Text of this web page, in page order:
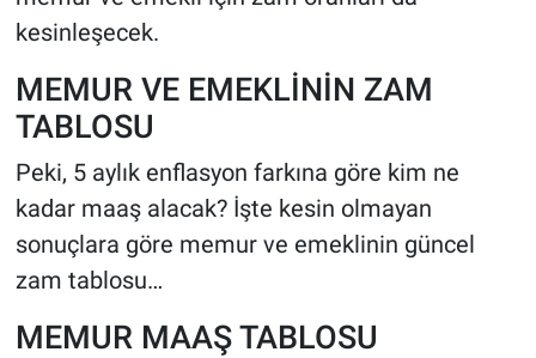
kesinleşecek.
MEMUR VE EMEKLİNİN ZAM
TABLOSU
Peki, 5 aylık enflasyon farkına göre kim ne
kadar maaş alacak? İşte kesin olmayan
sonuçlara göre memur ve emeklinin güncel
zam tablosu…
MEMUR MAAŞ TABLOSU